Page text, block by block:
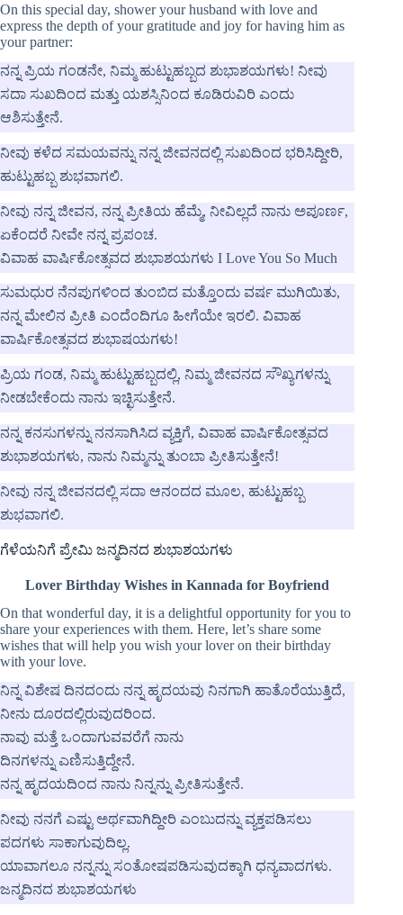
On this special day, shower your husband with love and
express the depth of your gratitude and joy for having him as
your partner:
ನನ್ನ ಪ್ರಿಯ ಗಂಡನೇ, ನಿಮ್ಮ ಹುಟ್ಟುಹಬ್ಬದ ಶುಭಾಶಯಗಳು! ನೀವು
ಸದಾ ಸುಖದಿಂದ ಮತ್ತು ಯಶಸ್ಸಿನಿಂದ ಕೂಡಿರುವಿರಿ ಎಂದು
ಆಶಿಸುತ್ತೇನೆ.
ನೀವು ಕಳೆದ ಸಮಯವನ್ನು ನನ್ನ ಜೀವನದಲ್ಲಿ ಸುಖದಿಂದ ಭರಿಸಿದ್ದೀರಿ,
ಹುಟ್ಟುಹಬ್ಬ ಶುಭವಾಗಲಿ.
ನೀವು ನನ್ನ ಜೀವನ, ನನ್ನ ಪ್ರೀತಿಯ ಹೆಮ್ಮೆ, ನೀವಿಲ್ಲದೆ ನಾನು ಅಪೂರ್ಣ,
ಏಕೆಂದರೆ ನೀವೇ ನನ್ನ ಪ್ರಪಂಚ.
ವಿವಾಹ ವಾರ್ಷಿಕೋತ್ಸವದ ಶುಭಾಶಯಗಳು I Love You So Much
ಸುಮಧುರ ನೆನಪುಗಳಿಂದ ತುಂಬಿದ ಮತ್ತೊಂದು ವರ್ಷ ಮುಗಿಯಿತು,
ನನ್ನ ಮೇಲಿನ ಪ್ರೀತಿ ಎಂದೆಂದಿಗೂ ಹೀಗೆಯೇ ಇರಲಿ. ವಿವಾಹ
ವಾರ್ಷಿಕೋತ್ಸವದ ಶುಭಾಷಯಗಳು!
ಪ್ರಿಯ ಗಂಡ, ನಿಮ್ಮ ಹುಟ್ಟುಹಬ್ಬದಲ್ಲಿ, ನಿಮ್ಮ ಜೀವನದ ಸೌಖ್ಯಗಳನ್ನು
ನೀಡಬೇಕೆಂದು ನಾನು ಇಚ್ಛಿಸುತ್ತೇನೆ.
ನನ್ನ ಕನಸುಗಳನ್ನು ನನಸಾಗಿಸಿದ ವ್ಯಕ್ತಿಗೆ, ವಿವಾಹ ವಾರ್ಷಿಕೋತ್ಸವದ
ಶುಭಾಶಯಗಳು, ನಾನು ನಿಮ್ಮನ್ನು ತುಂಬಾ ಪ್ರೀತಿಸುತ್ತೇನೆ!
ನೀವು ನನ್ನ ಜೀವನದಲ್ಲಿ ಸದಾ ಆನಂದದ ಮೂಲ, ಹುಟ್ಟುಹಬ್ಬ
ಶುಭವಾಗಲಿ.
ಗೆಳೆಯನಿಗೆ ಪ್ರೇಮಿ ಜನ್ಮದಿನದ ಶುಭಾಶಯಗಳು
Lover Birthday Wishes in Kannada for Boyfriend
On that wonderful day, it is a delightful opportunity for you to
share your experiences with them. Here, let’s share some
wishes that will help you wish your lover on their birthday
with your love.
ನಿನ್ನ ವಿಶೇಷ ದಿನದಂದು ನನ್ನ ಹೃದಯವು ನಿನಗಾಗಿ ಹಾತೊರೆಯುತ್ತಿದೆ,
ನೀನು ದೂರದಲ್ಲಿರುವುದರಿಂದ.
ನಾವು ಮತ್ತೆ ಒಂದಾಗುವವರೆಗೆ ನಾನು
ದಿನಗಳನ್ನು ಎಣಿಸುತ್ತಿದ್ದೇನೆ.
ನನ್ನ ಹೃದಯದಿಂದ ನಾನು ನಿನ್ನನ್ನು ಪ್ರೀತಿಸುತ್ತೇನೆ.
ನೀವು ನನಗೆ ಎಷ್ಟು ಅರ್ಥವಾಗಿದ್ದೀರಿ ಎಂಬುದನ್ನು ವ್ಯಕ್ತಪಡಿಸಲು
ಪದಗಳು ಸಾಕಾಗುವುದಿಲ್ಲ.
ಯಾವಾಗಲೂ ನನ್ನನ್ನು ಸಂತೋಷಪಡಿಸುವುದಕ್ಕಾಗಿ ಧನ್ಯವಾದಗಳು.
ಜನ್ಮದಿನದ ಶುಭಾಶಯಗಳು